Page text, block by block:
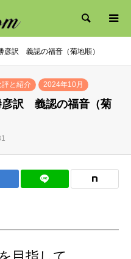
検索
彦訳 義認の福音（菊地順）
評と紹介 2024年10月
彦訳 義認の福音（菊